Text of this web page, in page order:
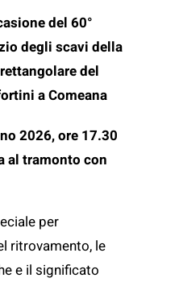
del 60°
degli scavi della
del
a Comeana
2026, ore 17.30
al tramonto con
per
ritrovamento, le
e il significato